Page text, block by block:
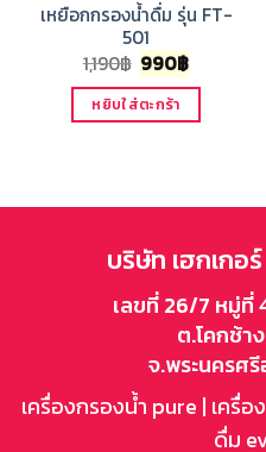
เหยือกกรองน้ำดื่ม รุ่น FT-
501
1,190฿ Original
price
was:
1,190฿.
990฿Current
price
is:
990฿.
หยิบใส่ตะกร้า
บริษัท เฮกเกอ
เลขที่ 26/7 หมู่ที่
ต.โคกช้า
จ.พระนครศ
เครื่องกรองน้ำ pure | เครื่อ
ดื่ม